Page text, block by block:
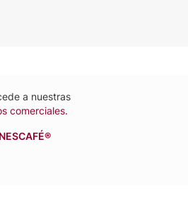
a nuestras
comerciales.